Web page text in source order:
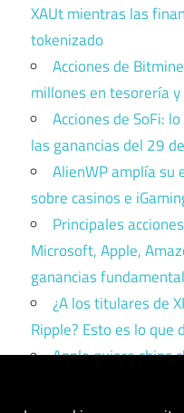
XAUt mientras las
tokenizado
Acciones de
millones en tesorería
Acciones de SoFi:
las ganancias del 29
AlienWP amplía su
sobre casinos e
Principales
Microsoft, Apple,
ganancias
¿A los titulares de
Ripple? Esto es lo que
Apple quiere chips